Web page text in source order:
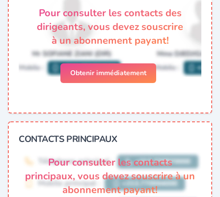
Pour consulter les contacts des
dirigeants, vous devez souscrire
à un abonnement payant!
Obtenir immédiatement
CONTACTS PRINCIPAUX
Pour consulter les contacts
principaux, vous devez souscrire à un
abonnement payant!